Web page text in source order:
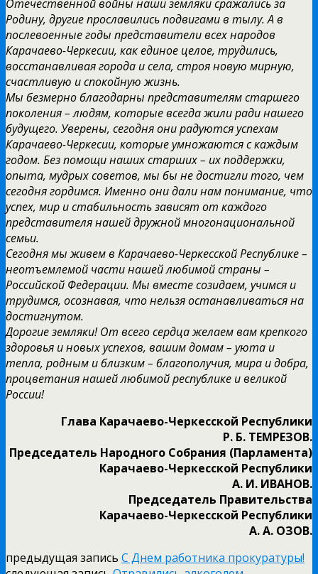
Отечественной войны наши земляки сражались за
Родину, другие прославились подвигами в тылу. А в
послевоенные годы представители всех народов
Карачаево-Черкесии, как единое целое, трудились,
восстанавливая города и села, строя новую мирную,
счастливую и спокойную жизнь.
Мы безмерно благодарны представителям старшего
поколения – людям, которые всегда жили ради нашего
будущего. Уверены, сегодня они радуются успехам
Карачаево-Черкесии, которые умножаются с каждым
годом. Без помощи наших старших – их поддержки,
опыта, мудрых советов, мы бы не достигли того, чем
сегодня гордимся. Именно они дали нам понимание, что
успех, мир и стабильность зависят от каждого
представителя нашей дружной многонациональной
семьи.
Сегодня мы живем в Карачаево-Черкесской Республике –
неотъемлемой части нашей любимой страны –
Российской Федерации. Мы вместе созидаем, учимся и
трудимся, осознавая, что нельзя останавливаться на
достигнутом.
Дорогие земляки! От всего сердца желаем вам крепкого
здоровья и новых успехов, вашим домам – уюта и
тепла, родным и близким – благополучия, мира и добра,
процветания нашей любимой республике и великой
России!
Глава Карачаево-Черкесской Республики
Р. Б. ТЕМРЕЗОВ.
Председатель Народного Собрания (Парламента)
Карачаево-Черкесской Республики
А. И. ИВАНОВ.
Председатель Правительства
Карачаево-Черкесской Республики
А. А. ОЗОВ.
предыдущая запись C Днем работника прокуратуры!